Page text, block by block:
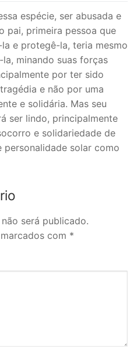
espécie, ser abusada e
pai, primeira pessoa que
e protegê-la, teria mesmo
minando suas forças
por ter sido
e não por uma
e solidária. Mas seu
ser lindo, principalmente
e solidariedade de
personalidade solar como
será publicado.
com *